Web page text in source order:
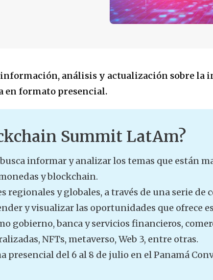
análisis y actualización sobre la
en formato presencial.
Summit LatAm?
informar y analizar los temas que están
y blockchain.
regionales y globales, a través de una serie de
y visualizar las oportunidades que ofrece
gobierno, banca y servicios financieros,
NFTs, metaverso, Web 3, entre otras.
presencial del 6 al 8 de julio en el Panamá